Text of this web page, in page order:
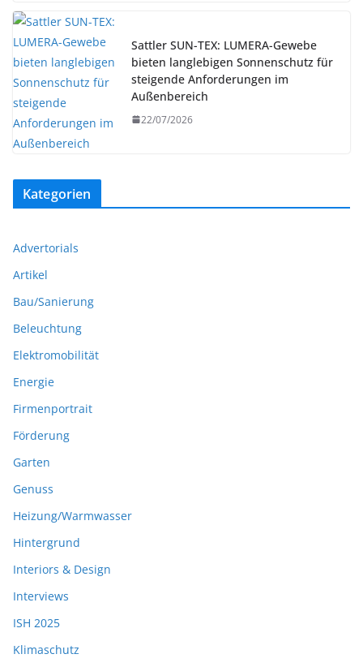
Sattler SUN-TEX: LUMERA-Gewebe
bieten langlebigen Sonnenschutz für
steigende Anforderungen im
Außenbereich
22/07/2026
Kategorien
Advertorials
Artikel
Bau/Sanierung
Beleuchtung
Elektromobilität
Energie
Firmenportrait
Förderung
Garten
Genuss
Heizung/Warmwasser
Hintergrund
Interiors & Design
Interviews
ISH 2025
Klimaschutz